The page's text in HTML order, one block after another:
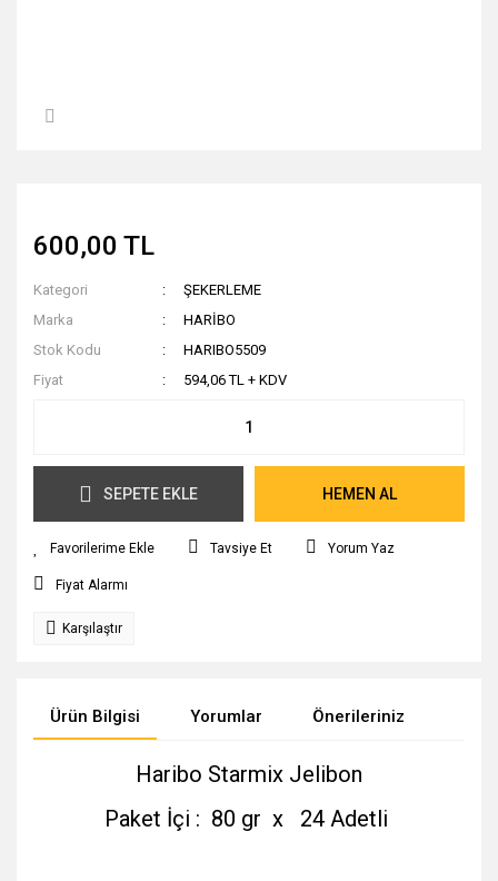
600,00 TL
Kategori
ŞEKERLEME
Marka
HARİBO
Stok Kodu
HARIBO5509
Fiyat
594,06 TL + KDV
SEPETE EKLE HEMEN AL
Tavsiye Et Yorum Yaz
Fiyat Alarmı
Karşılaştır
Ürün Bilgisi Yorumlar Önerileriniz
Haribo Starmix Jelibon
Paket İçi : 80 gr x 24 Adetli